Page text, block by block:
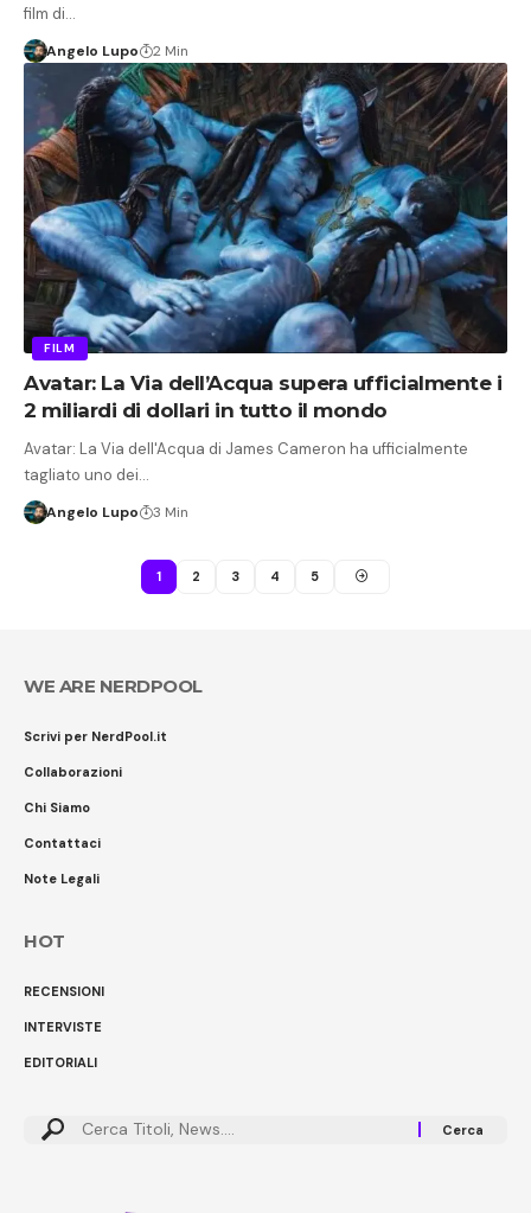
film di…
Angelo Lupo 2 Min
FILM
Avatar: La Via dell’Acqua supera ufficialmente i
2 miliardi di dollari in tutto il mondo
Avatar: La Via dell'Acqua di James Cameron ha ufficialmente
tagliato uno dei…
Angelo Lupo 3 Min
1 2 3 4 5
WE ARE NERDPOOL
Scrivi per NerdPool.it
Collaborazioni
Chi Siamo
Contattaci
Note Legali
HOT
RECENSIONI
INTERVISTE
EDITORIALI
Cerca: